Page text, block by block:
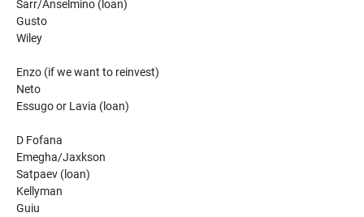
Sarr/Anselmino (loan)
Gusto
Wiley
Enzo (if we want to reinvest)
Neto
Essugo or Lavia (loan)
D Fofana
Emegha/Jaxkson
Satpaev (loan)
Kellyman
Guiu